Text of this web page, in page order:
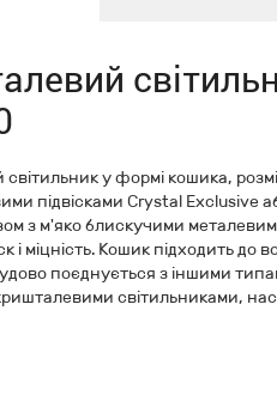
у формі кошика,
підвісками Crystal Exclusive
з м'яко блискучими
і міцність. Кошик підходить до
поєднується з іншими
світильниками,